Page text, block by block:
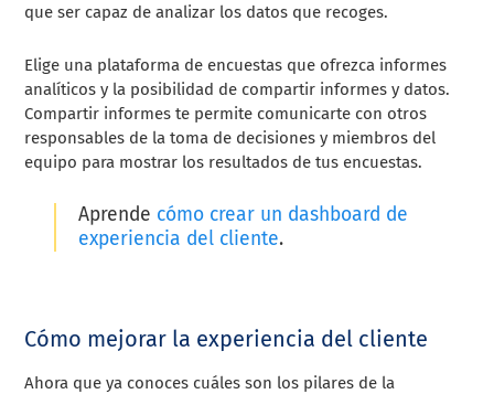
que ser capaz de analizar los datos que recoges.
Elige una plataforma de encuestas que ofrezca informes
analíticos y la posibilidad de compartir informes y datos.
Compartir informes te permite comunicarte con otros
responsables de la toma de decisiones y miembros del
equipo para mostrar los resultados de tus encuestas.
Aprende cómo crear un dashboard de
experiencia del cliente.
Cómo mejorar la experiencia del cliente
Ahora que ya conoces cuáles son los pilares de la